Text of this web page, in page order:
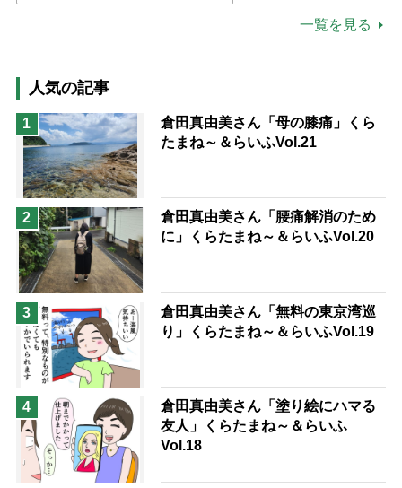
猫が母になつきません
息子の遠距離介護サバイバル術
兄がボケました
便利なサービス
予防法
一覧を見る
人気の記事
1
倉田真由美さん「母の膝痛」くら
たまね～＆らいふVol.21
2
倉田真由美さん「腰痛解消のため
に」くらたまね～＆らいふVol.20
3
倉田真由美さん「無料の東京湾巡
り」くらたまね～＆らいふVol.19
4
倉田真由美さん「塗り絵にハマる
友人」くらたまね～＆らいふ
Vol.18